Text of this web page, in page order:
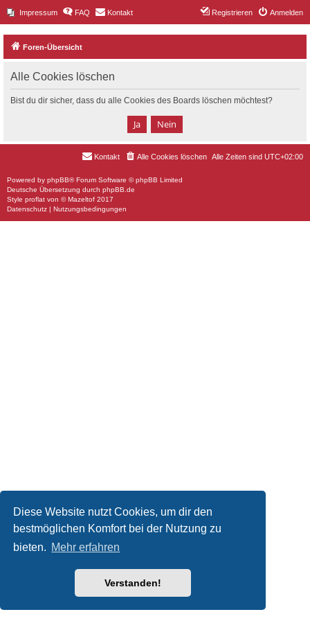
Diese Website nutzt Cookies, um dir den
bestmöglichen Komfort bei der Nutzung zu
bieten. Mehr erfahren
Verstanden!
Impressum FAQ Kontakt Anmelden
Registrieren
Foren-Übersicht
Alle Cookies löschen
Bist du dir sicher, dass du alle Cookies des Boards löschen möchtest?
Alle Zeiten sind UTC+02:00
Alle Cookies löschen
Kontakt
Powered by phpBB® Forum Software © phpBB Limited
Deutsche Übersetzung durch phpBB.de
Style proflat von ©Mazeltof 2017
Datenschutz | Nutzungsbedingungen